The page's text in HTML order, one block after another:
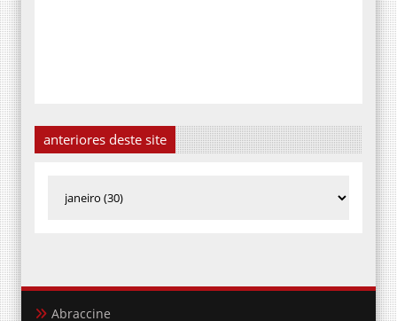
anteriores deste site
Abraccine